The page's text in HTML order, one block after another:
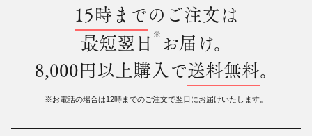
15時までのご注文は
最短翌日 ※ お届け。
8,000円以上購入で送料無料。
※お電話の場合は12時までのご注文で翌日にお届けいたします。